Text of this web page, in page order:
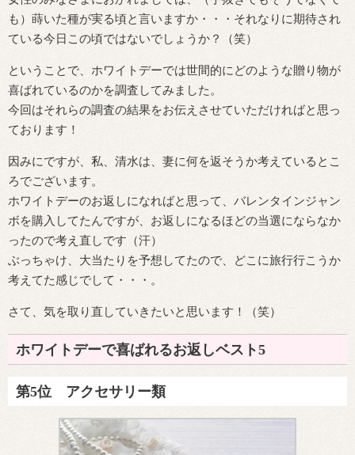
も）蒔いた種が実る頃と言いますか・・・それなりに期待され
ている今日この頃ではないでしょうか？（笑）
ということで、ホワイトデーでは世間的にどのような贈り物が
喜ばれているのかを調査してみました。
今回はそれらの調査の結果をお伝えさせていただければと思っ
ております！
因みにですが、私、清水は、妻に何を返そうか考えているとこ
ろでございます。
ホワイトデーのお返しになればと思って、バレンタインジャン
ボを購入してたんですが、お返しになるほどの当選にならなか
ったので考え直しです（汗）
ぶっちゃけ、大当たりを予想してたので、どこに旅行行こうか
考えてた感じでして・・・。
さて、気を取り直していきたいと思います！（笑）
ホワイトデーで喜ばれるお返しベスト5
第5位 アクセサリー類